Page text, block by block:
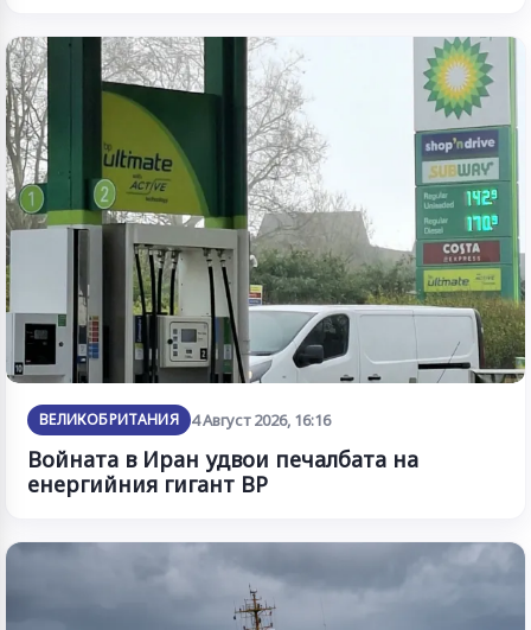
ВЕЛИКОБРИТАНИЯ 4 Август 2026, 16:16
Войната в Иран удвои печалбата на
енергийния гигант BP